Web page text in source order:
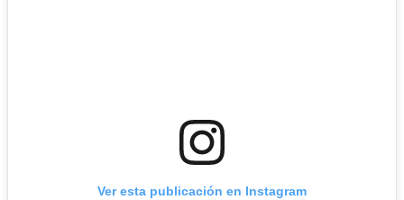
Ver esta publicación en Instagram